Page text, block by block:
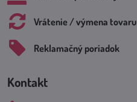
Vrátenie / výmena tovaru
Reklamačný poriadok
Kontakt